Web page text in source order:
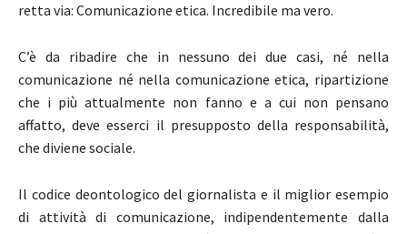
retta via: Comunicazione etica. Incredibile ma vero.
C’è da ribadire che in nessuno dei due casi, né nella
comunicazione né nella comunicazione etica, ripartizione
che i più attualmente non fanno e a cui non pensano
affatto, deve esserci il presupposto della responsabilità,
che diviene sociale.
Il codice deontologico del giornalista e il miglior esempio
di attività di comunicazione, indipendentemente dalla